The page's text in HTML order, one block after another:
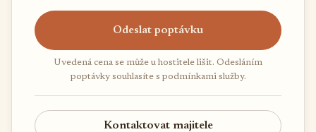
Odeslat poptávku
Uvedená cena se může u hostitele lišit. Odesláním
poptávky souhlasíte s podmínkami služby.
Kontaktovat majitele